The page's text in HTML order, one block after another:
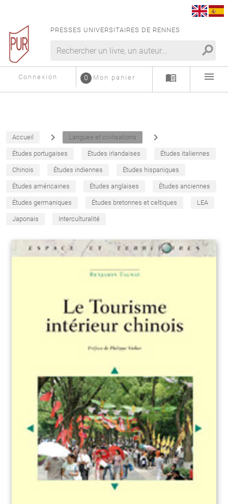
PRESSES UNIVERSITAIRES DE RENNES
search
Connexion Mon panier
0 menu_book menu
Accueil navigate_next Langues et civilisations navigate_next
Études portugaises Études irlandaises Études italiennes
Chinois Études indiennes Études hispaniques
Études américaines Études anglaises Études anciennes
Études germaniques Études bretonnes et celtiques LEA
Japonais Interculturalité